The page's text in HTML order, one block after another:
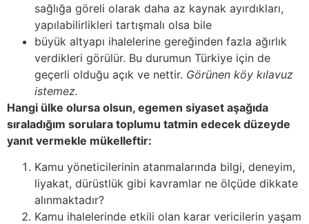
sağlığa göreli olarak daha az kaynak ayırdıkları,
yapılabilirlikleri tartışmalı olsa bile
büyük altyapı ihalelerine gereğinden fazla ağırlık
verdikleri görülür. Bu durumun Türkiye için de
geçerli olduğu açık ve nettir. Görünen köy kılavuz
istemez.
Hangi ülke olursa olsun, egemen siyaset aşağıda
sıraladığım sorulara toplumu tatmin edecek düzeyde
yanıt vermekle mükelleftir:
Kamu yöneticilerinin atanmalarında bilgi, deneyim,
liyakat, dürüstlük gibi kavramlar ne ölçüde dikkate
alınmaktadır?
Kamu ihalelerinde etkili olan karar vericilerin yaşam